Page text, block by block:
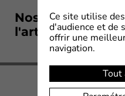
Nos solutions
l'article
Ce site utilise
d'audience et de
offrir une
navigation.
Tout